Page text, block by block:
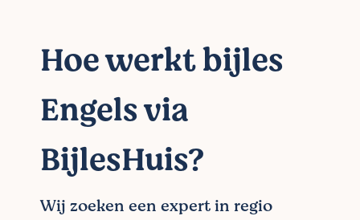
Hoe werkt bijles
Engels via
BijlesHuis?
Wij zoeken een expert in regio